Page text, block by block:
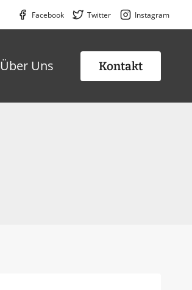
Facebook Twitter Instagram
Über Uns Kontakt